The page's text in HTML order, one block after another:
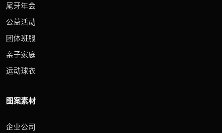
尾牙年会
公益活动
团体班服
亲子家庭
运动球衣
图案素材
企业公司